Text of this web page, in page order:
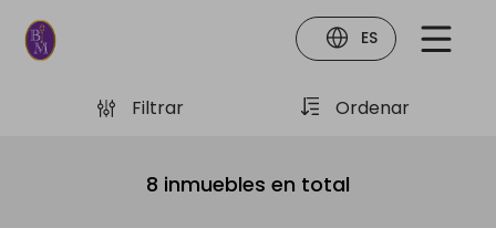
ES
Filtrar Ordenar
8 inmuebles en total